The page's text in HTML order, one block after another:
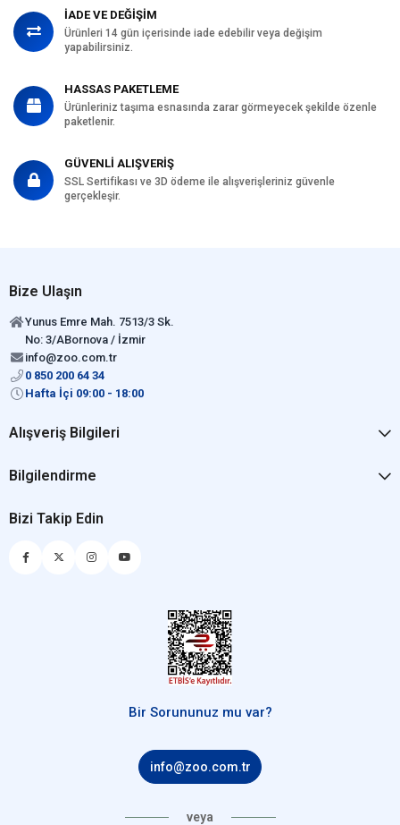
İADE VE DEĞİŞİM
Ürünleri 14 gün içerisinde iade edebilir veya değişim
yapabilirsiniz.
HASSAS PAKETLEME
Ürünleriniz taşıma esnasında zarar görmeyecek şekilde özenle
paketlenir.
GÜVENLİ ALIŞVERİŞ
SSL Sertifikası ve 3D ödeme ile alışverişleriniz güvenle
gerçekleşir.
Bize Ulaşın
Yunus Emre Mah. 7513/3 Sk.
No: 3/ABornova / İzmir
info@zoo.com.tr
0 850 200 64 34
Hafta İçi 09:00 - 18:00
Alışveriş Bilgileri
Bilgilendirme
Bizi Takip Edin
Bir Sorununuz mu var?
info@zoo.com.tr
veya